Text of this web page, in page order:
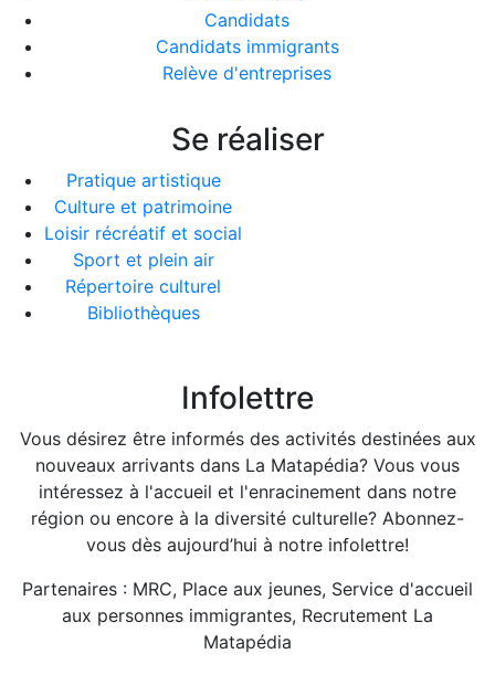
Candidats
Candidats immigrants
Relève d'entreprises
Se réaliser
Pratique artistique
Culture et patrimoine
Loisir récréatif et social
Sport et plein air
Répertoire culturel
Bibliothèques
Infolettre
Vous désirez être informés des activités destinées aux
nouveaux arrivants dans La Matapédia? Vous vous
intéressez à l'accueil et l'enracinement dans notre
région ou encore à la diversité culturelle? Abonnez-
vous dès aujourd’hui à notre infolettre!
Partenaires : MRC, Place aux jeunes, Service d'accueil
aux personnes immigrantes, Recrutement La
Matapédia